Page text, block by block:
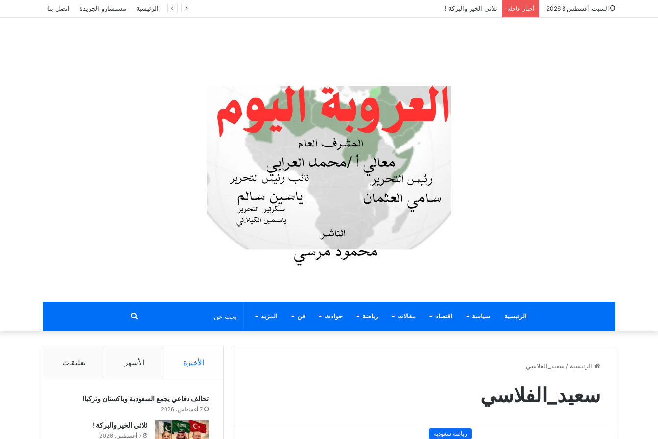
السبت, أغسطس 8 2026 أخبار عاجلة ثلاثي الخير والبركة ! الرئيسية مستشارو الجريدة اتصل بنا
الرئيسية سياسة اقتصاد مقالات رياضة حوادث فن المزيد بحث
عن
الرئيسية / سعيد_الفلاسي
سعيد_الفلاسي
رياضة سعودية
الأخيرة الأشهر تعليقات
تحالف دفاعي يجمع السعودية وباكستان وتركيا!
7 أغسطس، 2026
ثلاثي الخير والبركة !
7 أغسطس، 2026